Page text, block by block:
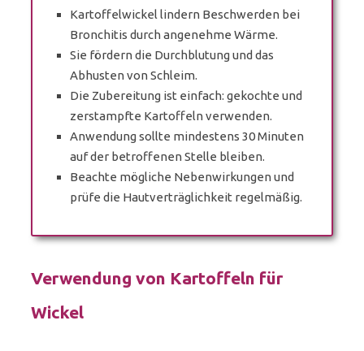
Kartoffelwickel lindern Beschwerden bei
Bronchitis durch angenehme Wärme.
Sie fördern die Durchblutung und das
Abhusten von Schleim.
Die Zubereitung ist einfach: gekochte und
zerstampfte Kartoffeln verwenden.
Anwendung sollte mindestens 30 Minuten
auf der betroffenen Stelle bleiben.
Beachte mögliche Nebenwirkungen und
prüfe die Hautverträglichkeit regelmäßig.
Verwendung von Kartoffeln für
Wickel